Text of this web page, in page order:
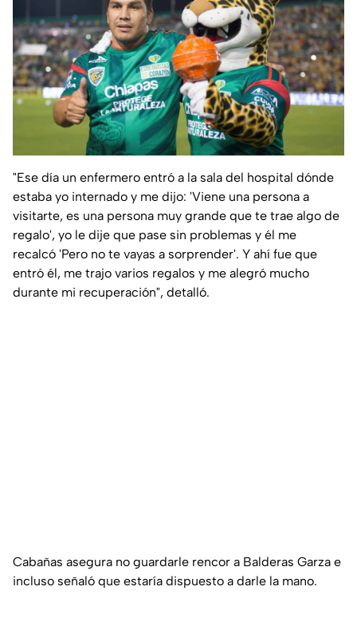
"Ese día un enfermero entró a la sala del hospital dónde
estaba yo internado y me dijo: 'Viene una persona a
visitarte, es una persona muy grande que te trae algo de
regalo', yo le dije que pase sin problemas y él me
recalcó 'Pero no te vayas a sorprender'. Y ahí fue que
entró él, me trajo varios regalos y me alegró mucho
durante mi recuperación", detalló.
Cabañas asegura no guardarle rencor a Balderas Garza e
incluso señaló que estaría dispuesto a darle la mano.